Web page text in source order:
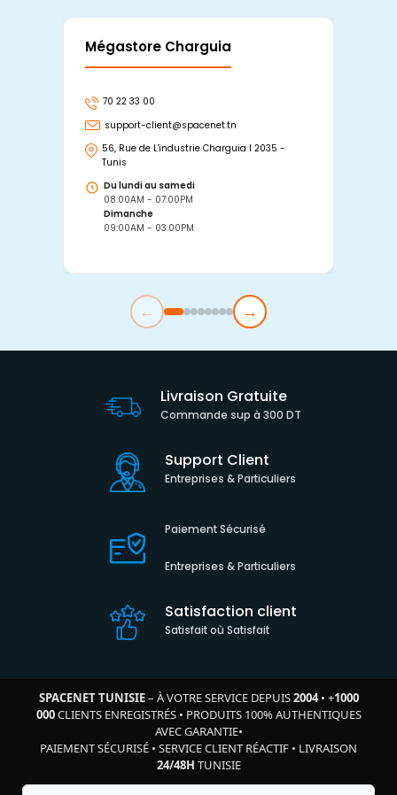
Mégastore Charguia
70 22 33 00
support-client@spacenet.tn
56, Rue de L'industrie Charguia I 2035 -
Tunis
Du lundi au samedi
08:00AM - 07:00PM
Dimanche
09:00AM - 03:00PM
← →
Livraison Gratuite
Commande sup à 300 DT
Support Client
Entreprises & Particuliers
Paiement Sécurisé
Entreprises & Particuliers
Satisfaction client
Satisfait où Satisfait
SPACENET TUNISIE– À VOTRE SERVICE DEPUIS2004• +1000
000CLIENTS ENREGISTRÉS• PRODUITS 100% AUTHENTIQUES
AVEC GARANTIE•
PAIEMENT SÉCURISÉ • SERVICE CLIENT RÉACTIF • LIVRAISON
24/48H TUNISIE